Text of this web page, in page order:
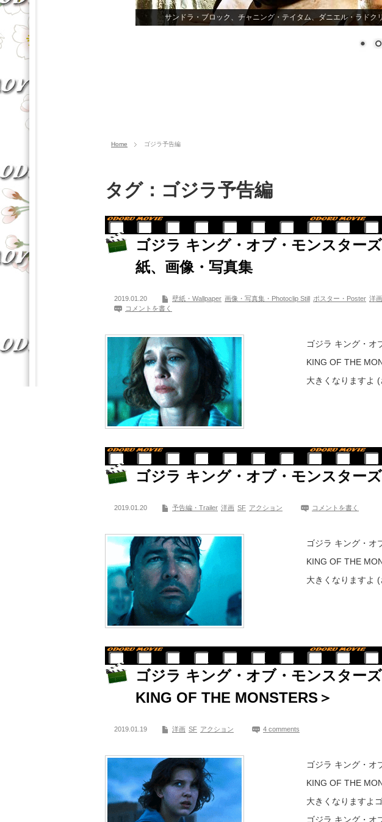
サンドラ・ブロック、チャニング・テイタム、ダニエル・ラド
Home ゴジラ予告編
タグ：ゴジラ予告編
ゴジラ キング・オブ・モンスター
紙、画像・写真集
2019.01.20 壁紙・Wallpaper 画像・写真集・Photoclip Still ポスター・Poster 洋画
コメントを書く
ゴジラ キング・オ
KING OF THE
大きくなりますよ
ゴジラ キング・オブ・モンスター
2019.01.20 予告編・Trailer 洋画 SF アクション コメントを書く
ゴジラ キング・オ
KING OF THE
大きくなりますよ
ゴジラ キング・オブ・モンスター
KING OF THE MONSTERS＞
2019.01.19 洋画 SF アクション 4 comments
ゴジラ キング・オ
KING OF THE
大きくなりますよ
ゴジラ キング・オ